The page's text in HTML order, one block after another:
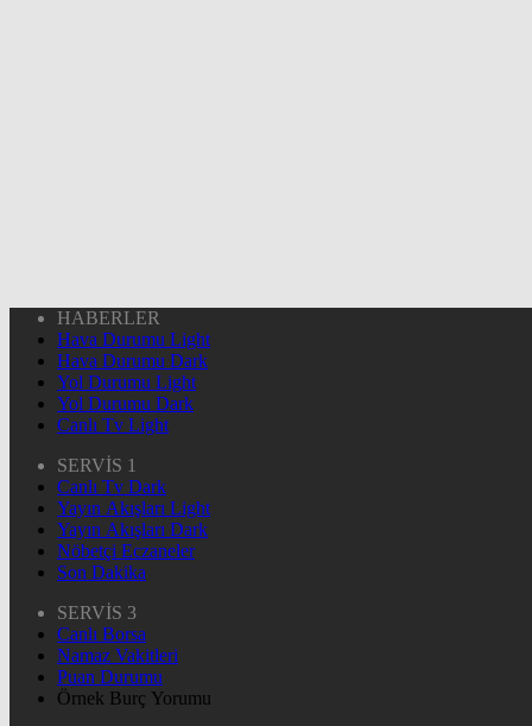
HABERLER
Hava Durumu Light
Hava Durumu Dark
Yol Durumu Light
Yol Durumu Dark
Canlı Tv Light
SERVİS 1
Canlı Tv Dark
Yayın Akışları Light
Yayın Akışları Dark
Nöbetçi Eczaneler
Son Dakika
SERVİS 3
Canlı Borsa
Namaz Vakitleri
Puan Durumu
Örnek Burç Yorumu